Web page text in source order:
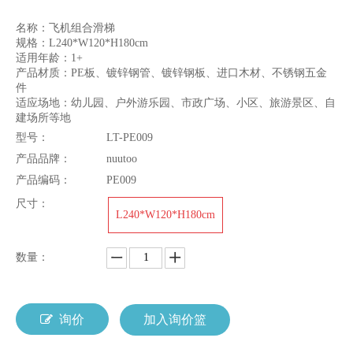
名称：飞机组合滑梯
规格：L240*W120*H180cm
适用年龄：1+
产品材质：PE板、镀锌钢管、镀锌钢板、进口木材、不锈钢五金
件
适应场地：幼儿园、户外游乐园、市政广场、小区、旅游景区、自
建场所等地
型号：
LT-PE009
产品品牌：
nuutoo
产品编码：
PE009
尺寸：
L240*W120*H180cm
数量：
询价 加入询价篮